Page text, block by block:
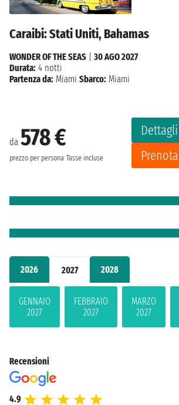
2026 2027 2028
GENNAIO
2027
FEBBRAIO
2027
MARZO
2027
Caraibi: Stati Uniti, Bahamas
da 578 €
prezzo per persona Tasse incluse
Dettagli
Prenota
WONDER OF THE SEAS
30 AGO 2027
Durata: 4 notti
Partenza da: Miami Sbarco: Miami
Recensioni
4.9